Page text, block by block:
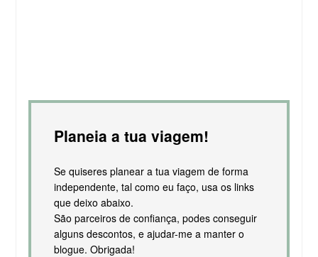
Planeia a tua viagem!
Se quiseres planear a tua viagem de forma
independente, tal como eu faço, usa os links
que deixo abaixo.
São parceiros de confiança, podes conseguir
alguns descontos, e ajudar-me a manter o
blogue. Obrigada!